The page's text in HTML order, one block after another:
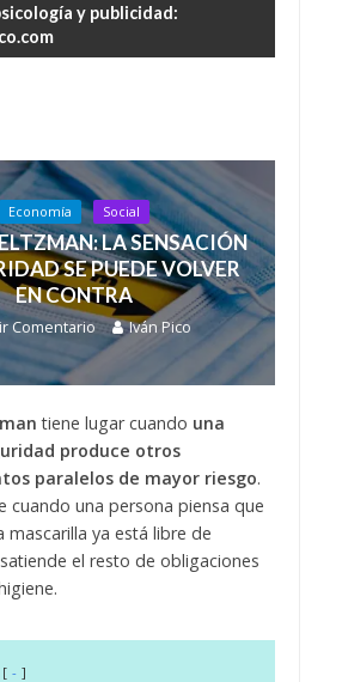
y publicidad:
Economía Social
LA SENSACIÓN
SE PUEDE VOLVER
EN CONTRA
Comentario Iván Pico
tiene lugar cuando una
produce otros
paralelos de mayor riesgo.
cuando una persona piensa que
mascarilla ya está libre de
el resto de obligaciones
-